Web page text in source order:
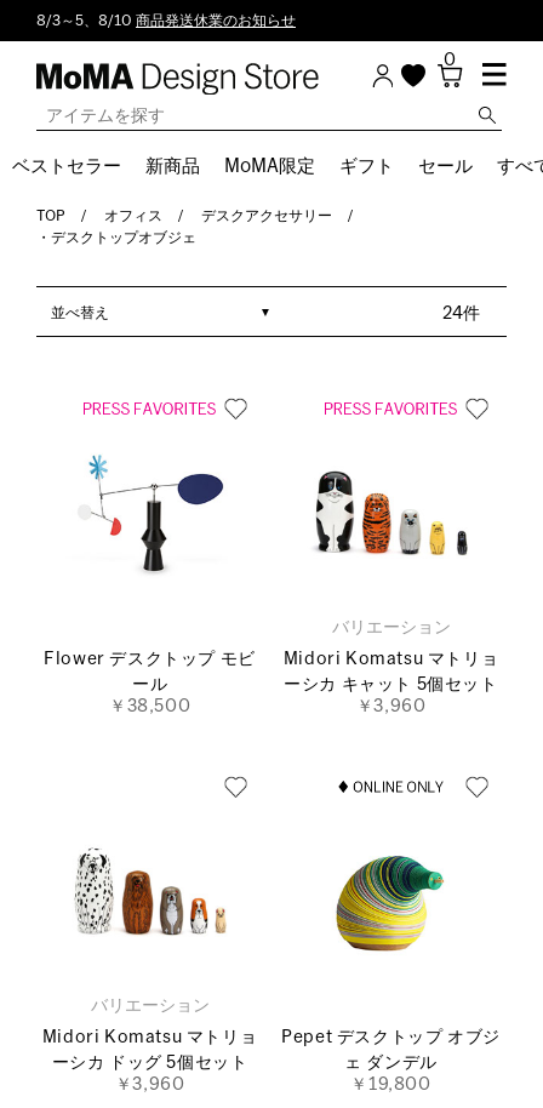
8/3～5、8/10 商品発送休業のお知らせ
0
ベストセラー 新商品 MoMA限定 ギフト セール すべ
TOP オフィス
デスクアクセサリー
・デスクトップオブジェ
24件
並べ替え
Flower デスクトップ モビ
ール
￥38,500
バリエーション
Midori Komatsu マトリョ
ーシカ キャット 5個セット
￥3,960
バリエーション
Midori Komatsu マトリョ
ーシカ ドッグ 5個セット
￥3,960
Pepet デスクトップ オブジ
ェ ダンデル
￥19,800